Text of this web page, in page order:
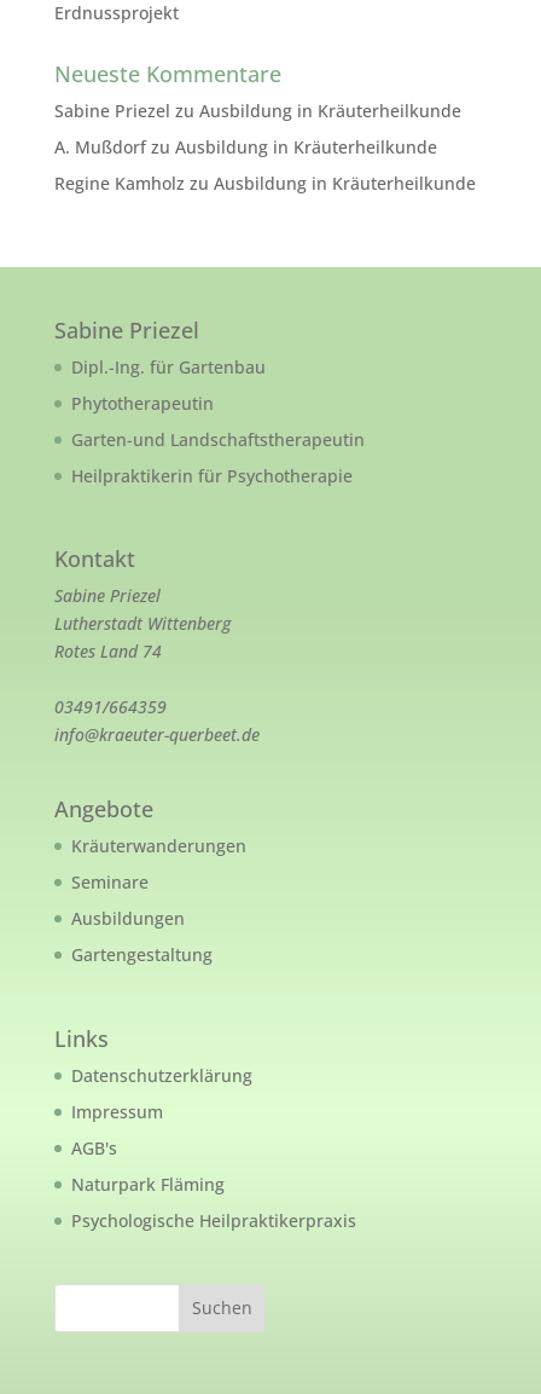
Erdnussprojekt
Neueste Kommentare
Sabine Priezel zu Ausbildung in Kräuterheilkunde
A. Mußdorfzu Ausbildung in Kräuterheilkunde
Regine Kamholz zu Ausbildung in Kräuterheilkunde
Sabine Priezel
Dipl.-Ing. für Gartenbau
Phytotherapeutin
Garten-und Landschaftstherapeutin
Heilpraktikerin für Psychotherapie
Kontakt
Sabine Priezel
Lutherstadt Wittenberg
Rotes Land 74
03491/664359
info@kraeuter-querbeet.de
Angebote
Kräuterwanderungen
Seminare
Ausbildungen
Gartengestaltung
Links
Datenschutzerklärung
Impressum
AGB's
Naturpark Fläming
Psychologische Heilpraktikerpraxis